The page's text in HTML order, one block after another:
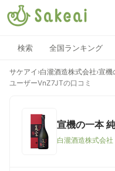
検索 全国ランキング
サケアイ ›白瀧酒造株式会社›宣機
ユーザーVnZ7JTの口コミ
宣機の一本
白瀧酒造株式会社